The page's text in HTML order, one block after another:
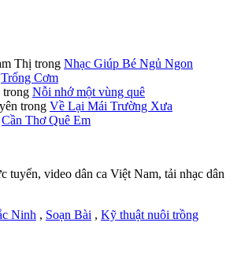
Thị trong Nhạc Giúp Bé Ngủ Ngon
Trống Cơm
trong Nỗi nhớ một vùng quê
trong Về Lại Mái Trường Xưa
Cần Thơ Quê Em
tuyến, video dân ca Việt Nam, tải nhạc dân
Ninh , Soạn Bài , Kỹ thuật nuôi trồng